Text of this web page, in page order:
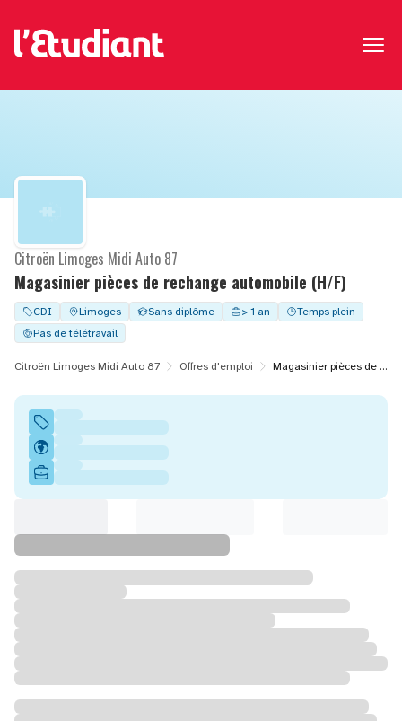
Magasinier pièces de rechange automobile (H/F)
Citroën Limoges Midi Auto 87
CDI Limoges Sans diplôme > 1 an
Temps plein
Pas de télétravail
Citroën Limoges Midi Auto 87 Offres d'emploi Magasinier pièces de rechange automobile (H/F)